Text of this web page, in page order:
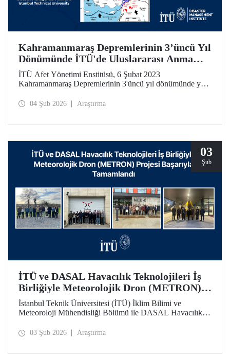
Kahramanmaraş Depremlerinin 3’üncü Yıl
Dönümünde İTÜ'de Uluslararası Anma
Toplantısı ve Çalıştay
İTÜ Afet Yönetimi Enstitüsü, 6 Şubat 2023
Kahramanmaraş Depremlerinin 3'üncü yıl dönümünde yer
uluslararası ölçekte önemli bir çalıştay düzenliyor.
04 Şub 2026 Araştırma
03
Şub
İTÜ ve DASAL Havacılık Teknolojileri İş
Birliğiyle Meteorolojik Dron (METRON)
Projesi Başarıyla Tamamlandı
İstanbul Teknik Üniversitesi (İTÜ) İklim Bilimi ve
Meteoroloji Mühendisliği Bölümü ile DASAL Havacılık
üniversite - sanayi iş birliği kapsamında yürütülen
03 Şub 2026 Araştırma